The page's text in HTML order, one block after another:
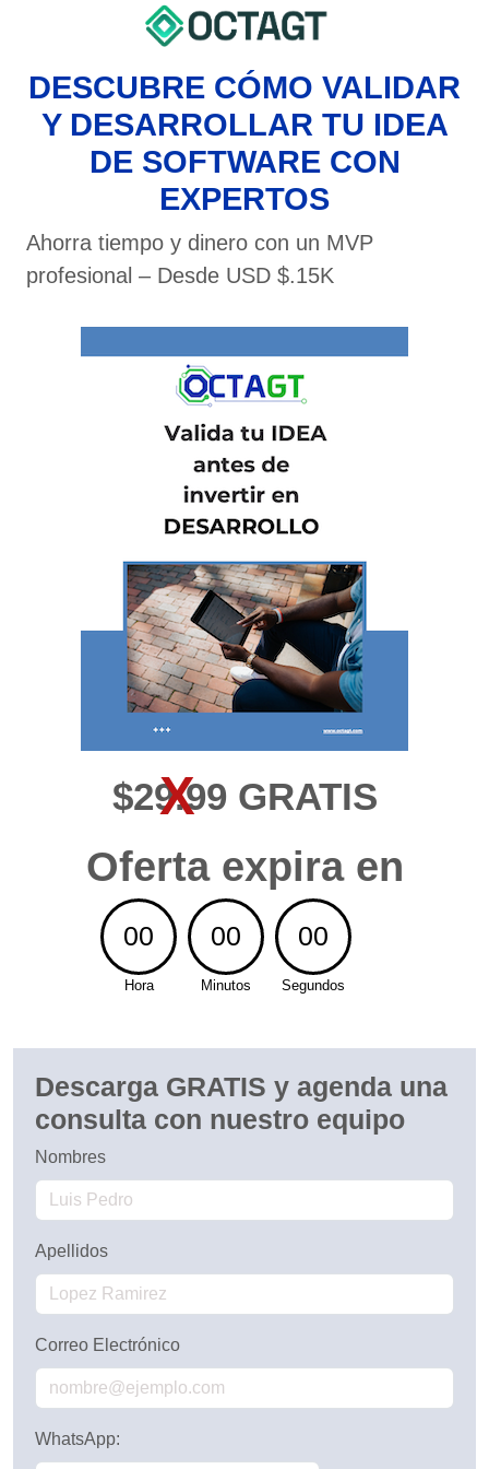
DESCUBRE CÓMO VALIDAR
Y DESARROLLAR TU IDEA
DE SOFTWARE CON
EXPERTOS
Ahorra tiempo y dinero con un MVP
profesional – Desde USD $.15K
X
$29.99 GRATIS
Oferta expira en
00 00 00
Hora Minutos Segundos
Descarga GRATIS y agenda una
consulta con nuestro equipo
Nombres
Apellidos
Correo Electrónico
WhatsApp: